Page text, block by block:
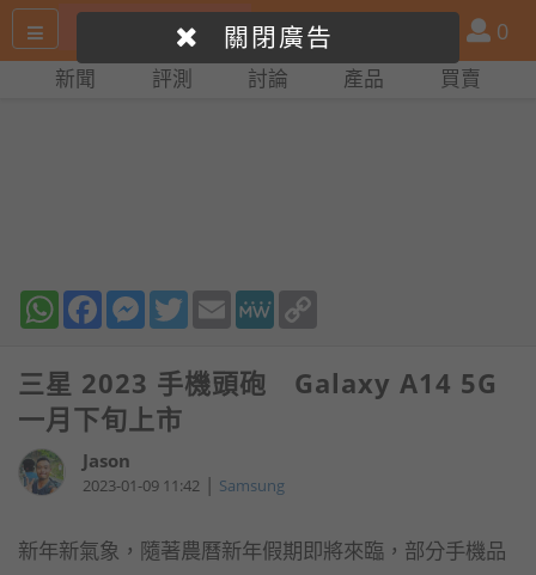
尋
產
品
比
會
員
0
新聞 評測 討論 產品 買賣
WhatsAppFacebookMessenger
TwitterEmail MeWe
三星 2023 手機頭砲 Galaxy A14 5G
一月下旬上市
Jason
2023-01-09 11:42 | Samsung
新年新氣象，隨著農曆新年假期即將來臨，部分手機品
關閉廣告